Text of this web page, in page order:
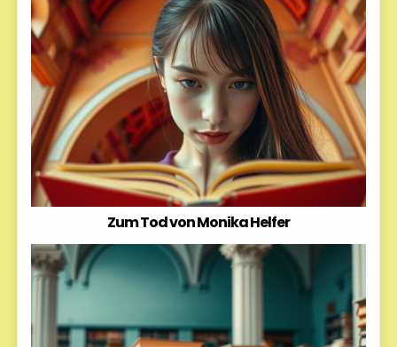
Zum Tod von Monika Helfer